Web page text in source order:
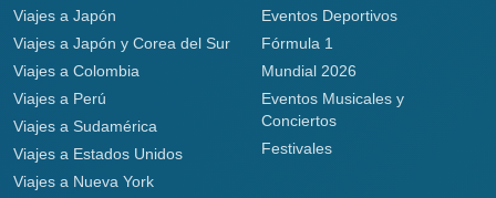
Viajes a Japón
Viajes a Japón y Corea del Sur
Viajes a Colombia
Viajes a Perú
Viajes a Sudamérica
Viajes a Estados Unidos
Viajes a Nueva York
Eventos Deportivos
Fórmula 1
Mundial 2026
Eventos Musicales y
Conciertos
Festivales